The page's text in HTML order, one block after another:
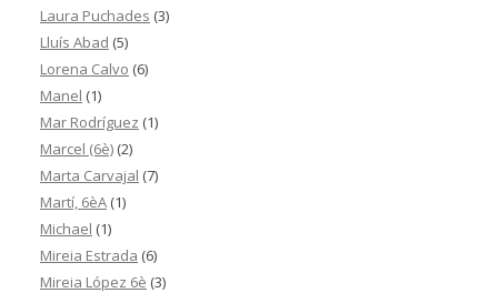
Laura Puchades (3)
Lluís Abad (5)
Lorena Calvo (6)
Manel (1)
Mar Rodríguez (1)
Marcel (6è) (2)
Marta Carvajal (7)
Martí, 6èA (1)
Michael (1)
Mireia Estrada (6)
Mireia López 6è (3)